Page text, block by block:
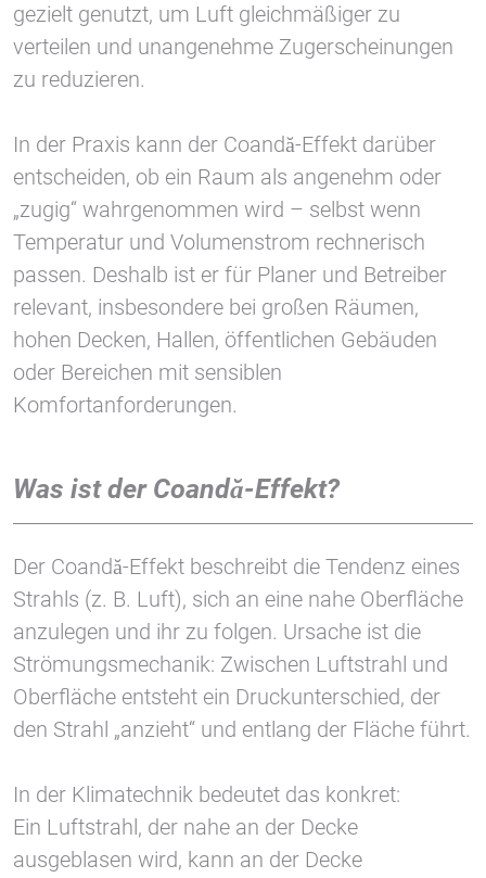
gezielt genutzt, um Luft gleichmäßiger zu
verteilen und unangenehme Zugerscheinungen
zu reduzieren.
In der Praxis kann der Coandă-Effekt darüber
entscheiden, ob ein Raum als angenehm oder
„zugig“ wahrgenommen wird – selbst wenn
Temperatur und Volumenstrom rechnerisch
passen. Deshalb ist er für Planer und Betreiber
relevant, insbesondere bei großen Räumen,
hohen Decken, Hallen, öffentlichen Gebäuden
oder Bereichen mit sensiblen
Komfortanforderungen.
Was ist der Coandă-Effekt?
Der Coandă-Effekt beschreibt die Tendenz eines
Strahls (z. B. Luft), sich an eine nahe Oberfläche
anzulegen und ihr zu folgen. Ursache ist die
Strömungsmechanik: Zwischen Luftstrahl und
Oberfläche entsteht ein Druckunterschied, der
den Strahl „anzieht“ und entlang der Fläche führt.
In der Klimatechnik bedeutet das konkret:
Ein Luftstrahl, der nahe an der Decke
ausgeblasen wird, kann an der Decke
Dieser Cookie speichert die ausgewählten
Cookie Laufzeit:
STATISTIK
Statistik Cookies erfassen Informationen anonym.
Diese Informationen helfen uns zu verstehen, wie
unsere Besucher unsere Website nutzen.
Google Tag Manager und Google
Analytics
Plattformen anzeigen zu können, werden von
diesen externen Medien Cookies gesetzt.
YouTube
Vimeo